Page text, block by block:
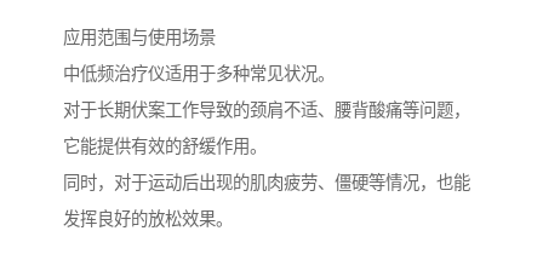
应用范围与使用场景
中低频治疗仪适用于多种常见状况。
对于长期伏案工作导致的颈肩不适、腰背酸痛等问题，
它能提供有效的舒缓作用。
同时，对于运动后出现的肌肉疲劳、僵硬等情况，也能
发挥良好的放松效果。